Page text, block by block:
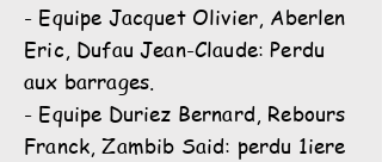
- Equipe Jacquet Olivier, Aberlen
Eric, Dufau Jean-Claude: Perdu
aux barrages.
- Equipe Duriez Bernard, Rebours
Franck, Zambib Said: perdu 1iere